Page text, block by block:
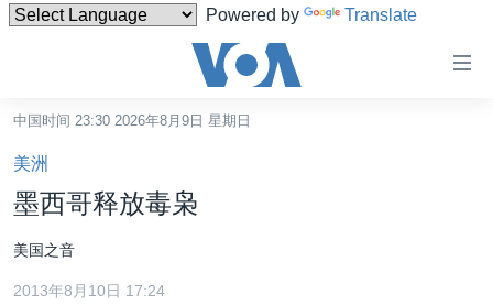
Powered by Translate
碍
链
接
跳
转
内
台湾
中国时间 23:30 2026年8月9日 星期日
美洲
墨西哥释放毒枭
美国之音
2013年8月10日 17:24